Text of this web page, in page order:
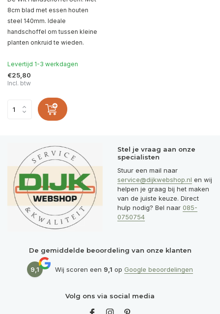
8cm blad met essen houten
steel 140mm. Ideale
handschoffel om tussen kleine
planten onkruid te wieden.
Levertijd 1-3 werkdagen
€25,80
Incl. btw
Stel je vraag aan onze
specialisten
Stuur een mail naar
service@dijkwebshop.nl en wij
helpen je graag bij het maken
van de juiste keuze. Direct
hulp nodig? Bel naar 085-
0750754
De gemiddelde beoordeling van onze klanten
9,1 Wij scoren een 9,1 op Google beoordelingen
Volg ons via social media